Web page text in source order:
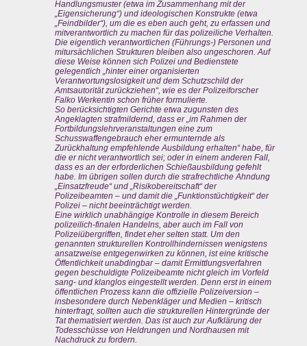
Handlungsmuster (etwa im Zusammenhang mit der
„Eigensicherung“) und ideologischen Konstrukte (etwa
„Feindbilder“), um die es eben auch geht, zu erfassen und
mitverantwortlich zu machen für das polizeiliche Verhalten.
Die eigentlich verantwortlichen (Führungs-) Personen und
mitursächlichen Strukturen bleiben also ungeschoren. Auf
diese Weise können sich Polizei und Bedienstete
gelegentlich „hinter einer organisierten
Verantwortungslosigkeit und dem Schutzschild der
Amtsautorität zurückziehen“, wie es der Polizeiforscher
Falko Werkentin schon früher formulierte.
So berücksichtigten Gerichte etwa zugunsten des
Angeklagten strafmildernd, dass er „im Rahmen der
Fortbildungslehrveranstaltungen eine zum
Schusswaffengebrauch eher ermunternde als
Zurückhaltung empfehlende Ausbildung erhalten“ habe, für
die er nicht verantwortlich sei; oder in einem anderen Fall,
dass es an der erforderlichen Schießausbildung gefehlt
habe. Im übrigen sollen durch die strafrechtliche Ahndung
„Einsatzfreude“ und „Risikobereitschaft“ der
Polizeibeamten – und damit die „Funktionstüchtigkeit“ der
Polizei – nicht beeinträchtigt werden.
Eine wirklich unabhängige Kontrolle in diesem Bereich
polizeilich-finalen Handelns, aber auch im Fall von
Polizeiübergriffen, findet eher selten statt. Um den
genannten strukturellen Kontrollhindernissen wenigstens
ansatzweise entgegenwirken zu können, ist eine kritische
Öffentlichkeit unabdingbar – damit Ermittlungsverfahren
gegen beschuldigte Polizeibeamte nicht gleich im Vorfeld
sang- und klanglos eingestellt werden. Denn erst in einem
öffentlichen Prozess kann die offizielle Polizeiversion –
insbesondere durch Nebenkläger und Medien – kritisch
hinterfragt, sollten auch die strukturellen Hintergründe der
Tat thematisiert werden. Das ist auch zur Aufklärung der
Todesschüsse von Heldrungen und Nordhausen mit
Nachdruck zu fordern.